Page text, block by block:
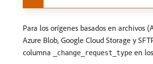
Para los orígenes basados en archivos
Azure Blob, Google Cloud Storage y
columna
_change_request_type en